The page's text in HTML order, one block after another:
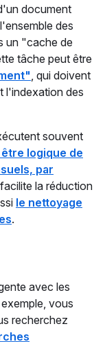
document
des
un "cache de
tâche peut être
, qui doivent
l'indexation des
souvent
logique de
par
la réduction
le nettoyage
.
avec les
vous
recherchez